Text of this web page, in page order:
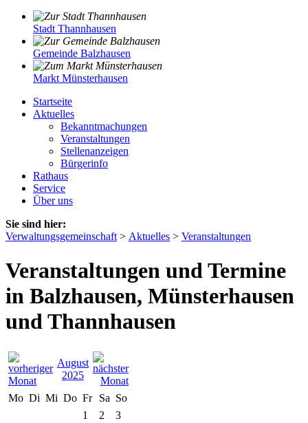
Stadt Thannhausen
Gemeinde Balzhausen
Markt Münsterhausen
Startseite
Aktuelles
Bekanntmachungen
Veranstaltungen
Stellenanzeigen
Bürgerinfo
Rathaus
Service
Über uns
Sie sind hier:
Verwaltungsgemeinschaft > Aktuelles > Veranstaltungen
Veranstaltungen und Termine
in Balzhausen, Münsterhausen
und Thannhausen
August
2025
Mo Di Mi Do Fr Sa So
1
2
3